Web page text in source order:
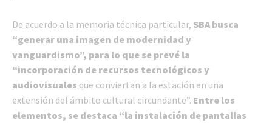
De acuerdo a la memoria técnica particular, SBA busca
“generar una imagen de modernidad y
vanguardismo”, para lo que se prevé la
“incorporación de recursos tecnológicos y
audiovisuales que conviertan a la estación en una
extensión del ámbito cultural circundante”. Entre los
elementos, se destaca “la instalación de pantallas